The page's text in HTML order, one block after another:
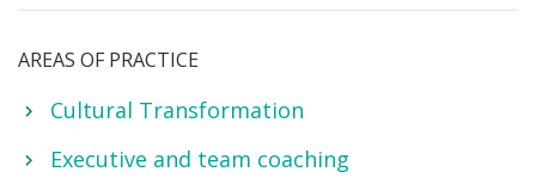
AREAS OF PRACTICE
Cultural Transformation
Executive and team coaching